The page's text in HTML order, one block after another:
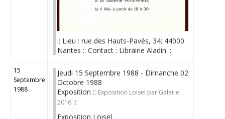
:: Lieu : rue des Hauts-Pavés, 34; 44000
Nantes :: Contact : Librairie Aladin ::
15
Septembre
1988
Jeudi 15 Septembre 1988 - Dimanche 02
Octobre 1988
Exposition :: Exposition Loisel par Galerie
2016 ::
Exposition Loisel